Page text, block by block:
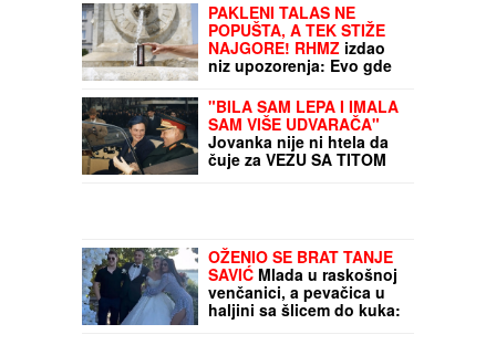
PAKLENI TALAS NE
POPUŠTA, A TEK STIŽE
NAJGORE! RHMZ izdao
niz upozorenja: Evo gde
na ekstremnih 38 stepeni!
"BILA SAM LEPA I IMALA
SAM VIŠE UDVARAČA"
Jovanka nije ni htela da
čuje za VEZU SA TITOM
OŽENIO SE BRAT TANJE
SAVIĆ Mlada u raskošnoj
venčanici, a pevačica u
haljini sa šlicem do kuka: